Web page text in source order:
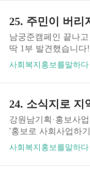
19일 김기완몇 달을
배달하면서 족발집
제가 한 달에 세 집정
김석깔판이 되더라
죠?관계맺기와 기다
을 운영하시던 김미
김미소 어머님께서
25. 주민이 버리
남궁준캠페인 끝나
딱 1부 발견했습니
난 7월까지 1년 동안
캠페인이라 했지만
식지를 전해 드리는
에 시장 이야기가 담
어서 배포했습니다.
마 돈도 들여 홍보물
사회복지홍보를말하다
24. 소식지로 지
강원남기획·홍보사
'홍보로 사회사업하
양한 실천방법과 핵
사회복지홍보를말하다